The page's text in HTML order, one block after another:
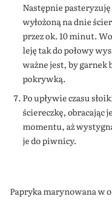
Następnie
wyłożoną na dnie
przez ok. 10 minut.
leję tak do połowy
ważne jest, by garnek
pokrywką.
Po upływie czasu
ściereczkę, obracając
momentu, aż
je do piwnicy.
Papryka marynowana w